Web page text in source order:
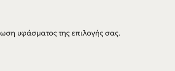
υφάσματος της επιλογής σας.